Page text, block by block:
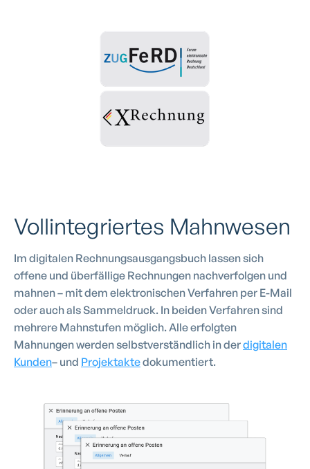
Vollintegriertes Mahnwesen
Im digitalen Rechnungsausgangsbuch lassen sich
offene und überfällige Rechnungen nachverfolgen und
mahnen – mit dem elektronischen Verfahren per E-Mail
oder auch als Sammeldruck. In beiden Verfahren sind
mehrere Mahnstufen möglich. Alle erfolgten
Mahnungen werden selbstverständlich in derdigitalen
Kunden– und Projektaktedokumentiert.